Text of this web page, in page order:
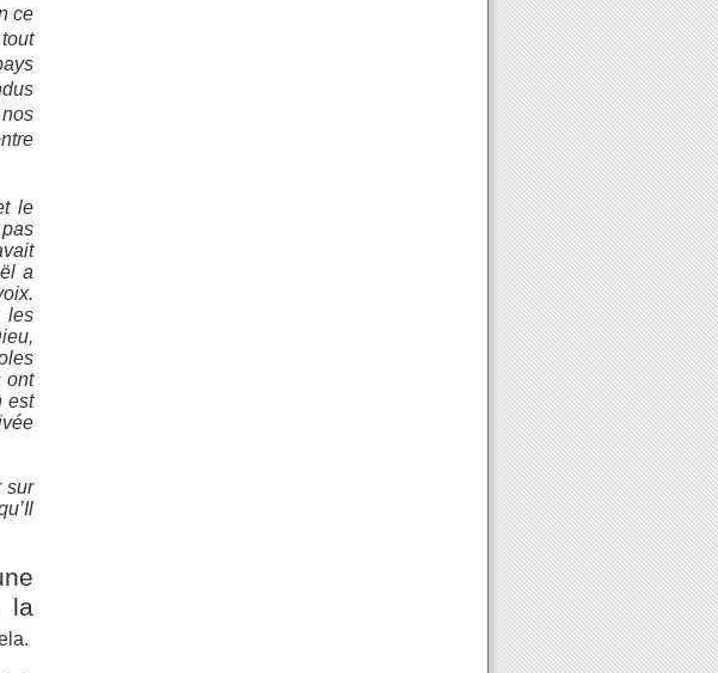
ce
le
a
les
ont
est
sur
la